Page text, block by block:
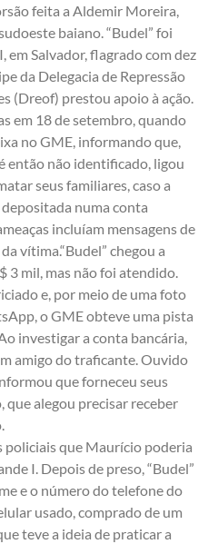
feita a Aldemir Moreira,
baiano. “Budel” foi
em Salvador, flagrado com dez
da Delegacia de Repressão
(Dreof) prestou apoio à ação.
em 18 de setembro, quando
no GME, informando que,
então não identificado, ligou
seus familiares, caso a
numa conta
incluíam mensagens de
vítima.“Budel” chegou a
3 mil, mas não foi atendido.
e, por meio de uma foto
o GME obteve uma pista
investigar a conta bancária,
amigo do traficante. Ouvido
que forneceu seus
alegou precisar receber
que Maurício poderia
I. Depois de preso, “Budel”
e o número do telefone do
usado, comprado de um
teve a ideia de praticar a